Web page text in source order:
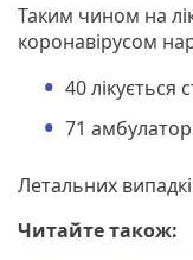
Таким чином на
коронавірусом
40 лікується
71
Летальних
Читайте також: